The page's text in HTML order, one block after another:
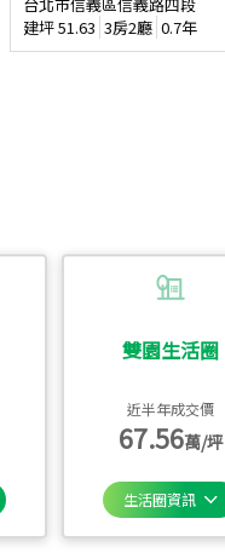
雙園生活圈
近半年成交價
67.56萬/坪
生活圈資訊
台北市信義區信義路四段
建坪51.63 3房2廳 0.7年